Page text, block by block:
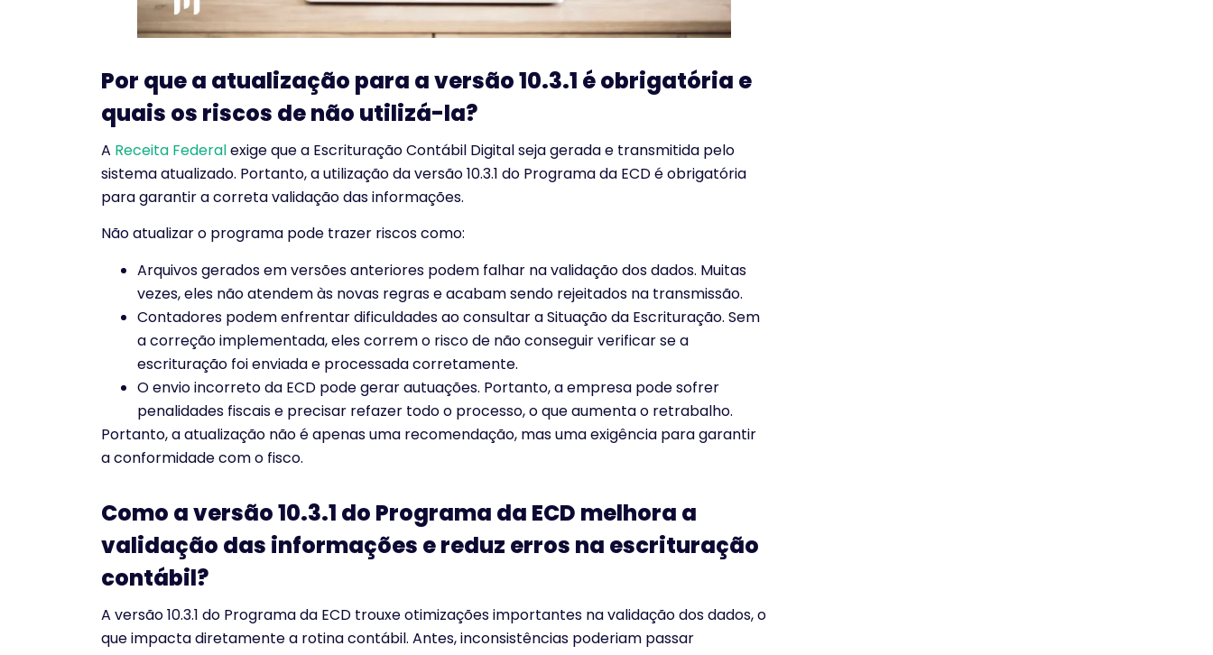
Por que a atualização para a versão 10.3.1 é obrigatória e
quais os riscos de não utilizá-la?
A Receita Federalexige que a Escrituração Contábil Digital seja gerada e transmitida pelo
sistema atualizado. Portanto, a utilização da versão 10.3.1 do Programa da ECD é obrigatória
para garantir a correta validação das informações.
Não atualizar o programa pode trazer riscos como:
Arquivos gerados em versões anteriores podem falhar na validação dos dados. Muitas
vezes, eles não atendem às novas regras e acabam sendo rejeitados na transmissão.
Contadores podem enfrentar dificuldades ao consultar a Situação da Escrituração. Sem
a correção implementada, eles correm o risco de não conseguir verificar se a
escrituração foi enviada e processada corretamente.
O envio incorreto da ECD pode gerar autuações. Portanto, a empresa pode sofrer
penalidades fiscais e precisar refazer todo o processo, o que aumenta o retrabalho.
Portanto, a atualização não é apenas uma recomendação, mas uma exigência para garantir
a conformidade com o fisco.
Como a versão 10.3.1 do Programa da ECD melhora a
validação das informações e reduz erros na escrituração
contábil?
A versão 10.3.1 do Programa da ECD trouxe otimizações importantes na validação dos dados, o
que impacta diretamente a rotina contábil. Antes, inconsistências poderiam passar